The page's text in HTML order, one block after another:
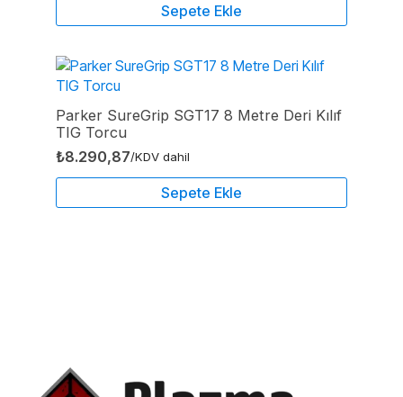
Sepete Ekle
Parker SureGrip SGT17 8 Metre Deri Kılıf
TIG Torcu
₺8.290,87/KDV dahil
Sepete Ekle